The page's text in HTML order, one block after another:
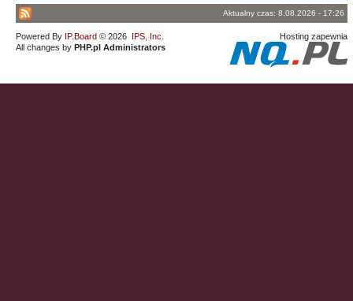
Aktualny czas: 8.08.2026 - 17:26
Powered By IP.Board © 2026 IPS, Inc
All changes by PHP.pl Administrators
Hosting zapewnia